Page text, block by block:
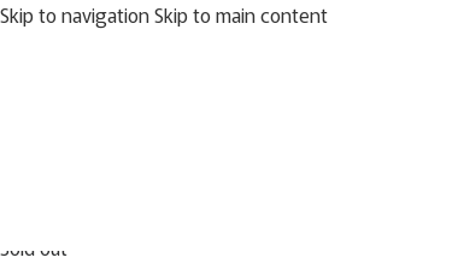
Skip to navigationSkip to main content
Sold out